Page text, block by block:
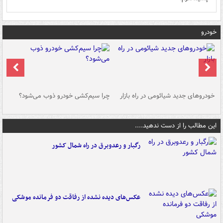
خودرو
خودروهای جدید شیائومی در راه بازار چرا سیم‌کشی خودرو ذوب می‌شود؟
این مطالب را از دست ندهید....
رگبار و رعدوبرق در راه شمال کشور
عکس‌های دیده نشده از رفاقت دو فرمانده‌ موشکی